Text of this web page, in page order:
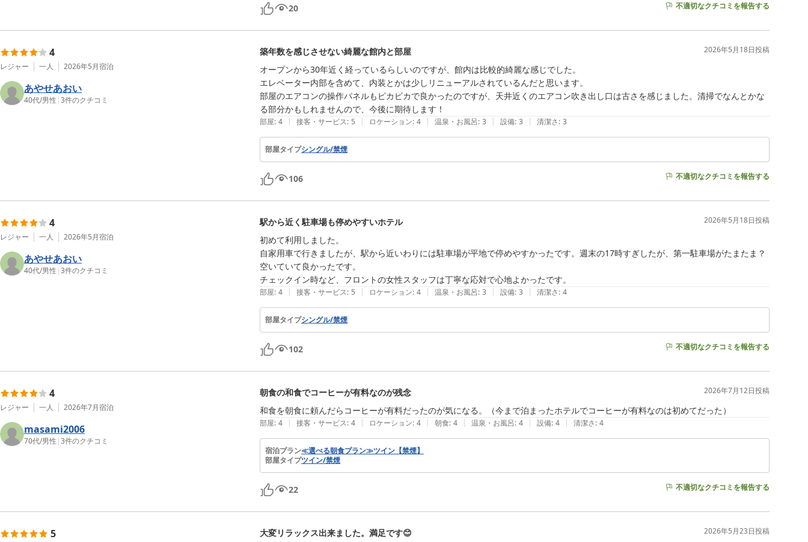
20 不適切なクチコミを報告する
4
レジャー 一人 2026年5月宿泊
あやせあおい
40代/男性 |3件のクチコミ
築年数を感じさせない綺麗な館内と部屋 2026年5月18日投稿
オープンから30年近く経っているらしいのですが、館内は比較的綺麗な感じでした。
エレベーター内部を含めて、内装とかは少しリニューアルされているんだと思います。
部屋のエアコンの操作パネルもピカピカで良かったのですが、天井近くのエアコン吹き出し口は古さを感じました。清掃でなんとかな
る部分かもしれませんので、今後に期待します！
部屋: 4 | 接客・サービス: 5 | ロケーション: 4 | 温泉・お風呂: 3 | 設備: 3 | 清潔さ: 3
部屋タイプシングル/禁煙
106 不適切なクチコミを報告する
4
レジャー 一人 2026年5月宿泊
あやせあおい
40代/男性 |3件のクチコミ
駅から近く駐車場も停めやすいホテル 2026年5月18日投稿
初めて利用しました。
自家用車で行きましたが、駅から近いわりには駐車場が平地で停めやすかったです。週末の17時すぎしたが、第一駐車場がたまたま？
空いていて良かったです。
部屋: 4 | 接客・サービス: 5 | ロケーション: 4 | 温泉・お風呂: 3 | 設備: 3 | 清潔さ: 4
部屋タイプシングル/禁煙
102 不適切なクチコミを報告する
4
レジャー 一人 2026年7月宿泊
masami2006
70代/男性 |3件のクチコミ
朝食の和食でコーヒーが有料なのが残念 2026年7月12日投稿
和食を朝食に頼んだらコーヒーが有料だったのが気になる。（今まで泊まったホテルでコーヒーが有料なのは初めてだった）
部屋: 4 | 接客・サービス: 4 | ロケーション: 4 | 朝食: 4 | 温泉・お風呂: 4 | 設備: 4 | 清潔さ: 4
宿泊プラン≪選べる朝食プラン≫ツイン【禁煙】
部屋タイプツイン/禁煙
22 不適切なクチコミを報告する
5 大変リラックス出来ました。満足です😊 2026年5月23日投稿